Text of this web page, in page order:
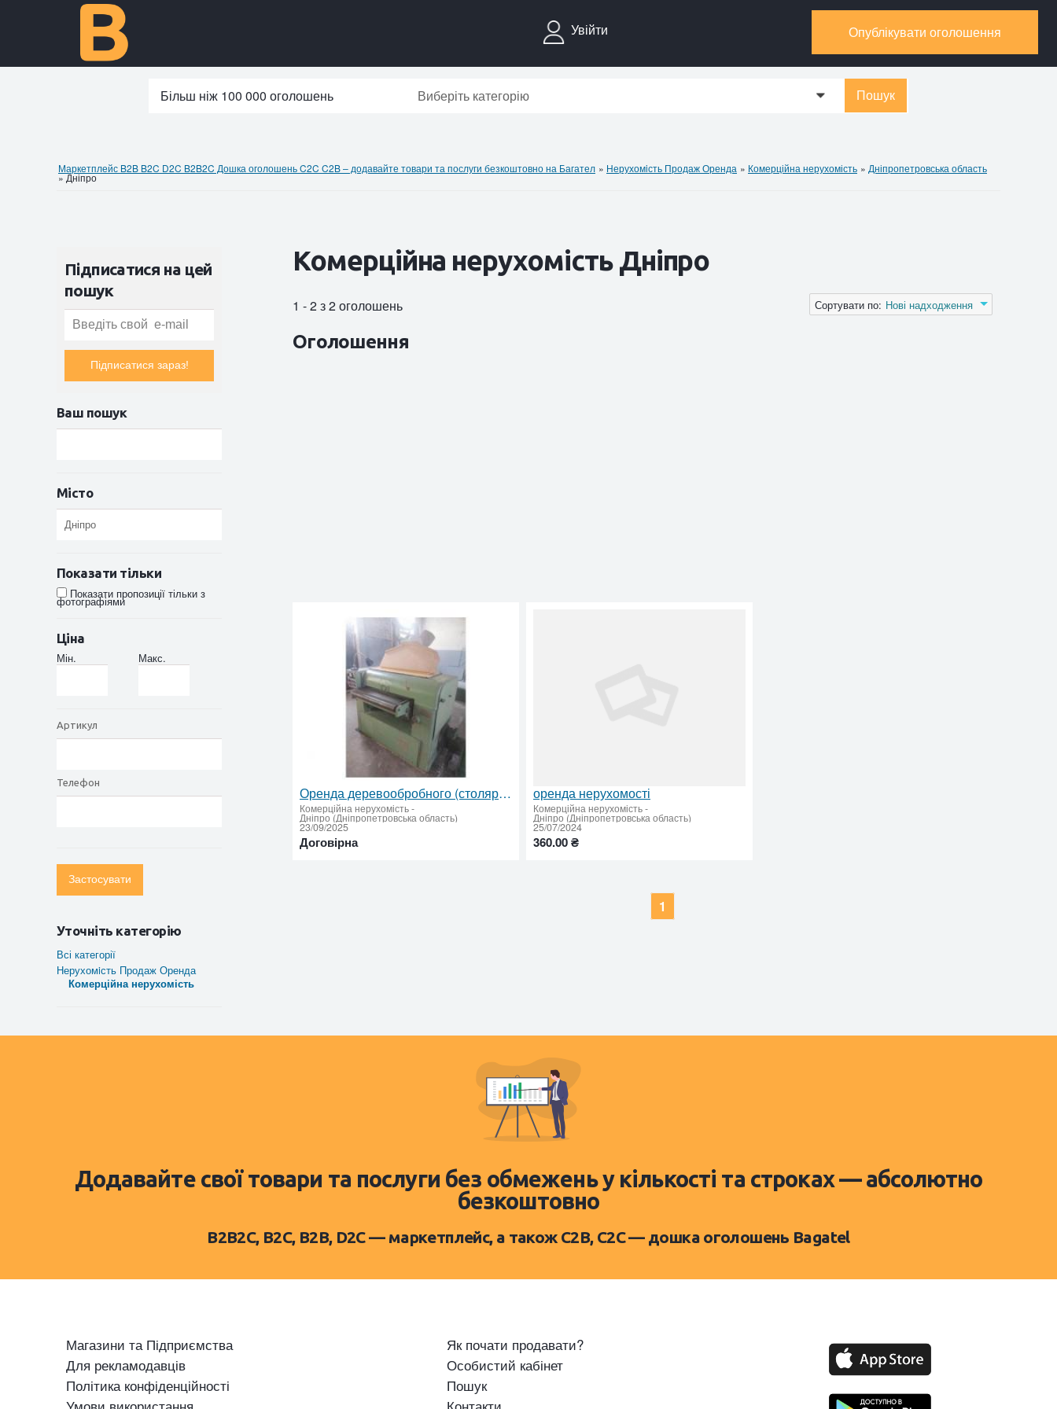
Увійти Опублікувати оголошення
Більш ніж 100 000 оголошень Виберіть категорію 0 Пошук
Маркетплейс B2B B2C D2C B2B2C Дошка оголошень C2C C2B – додавайте товари та послуги безкоштовно на Багател » Нерухомiсть Продаж Оренда » Комерційна нерухомість » Дніпропетровська область
»Дніпро
Підписатися на цей
пошук
Підписатися зараз!
Ваш пошук
Місто
Показати тільки
Показати пропозиції тільки з
фотографіями
Ціна
Мін.
Макс.
Артикул
Телефон
Застосувати
Уточніть категорію
Всі категорії
Нерухомiсть Продаж Оренда
Комерційна нерухомість
Комерційна нерухомість Дніпро
1 - 2 з 2 оголошень Сортувати по: Нові надходження
Оголошення
Оренда деревообробного (столярного) цеху
Комерційна нерухомість-
Дніпро (Дніпропетровська область)
23/09/2025
Договірна
оренда нерухомості
Комерційна нерухомість-
Дніпро (Дніпропетровська область)
25/07/2024
360.00 ₴
1
Додавайте свої товари та послуги без обмежень у кількості та строках — абсолютно
безкоштовно
B2B2C, B2C, B2B, D2C — маркетплейс, а також C2B, C2C — дошка оголошень Bagatel
Магазини та Підприємства
Для рекламодавців
Політика конфіденційності
Як почати продавати?
Особистий кабінет
Пошук